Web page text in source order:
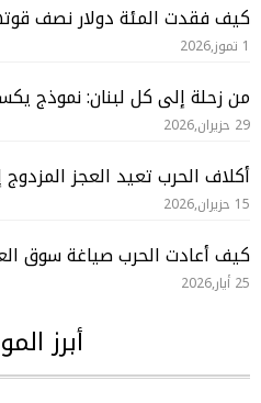
كيف فقدت المئة دولار نصف
1 تموز,2026
من زحلة إلى كل لبنان: نموذج
29 حزيران,2026
أكلاف الحرب تعيد العجز
15 حزيران,2026
كيف أعادت الحرب صياغة سوق
25 أيار,2026
أبرز